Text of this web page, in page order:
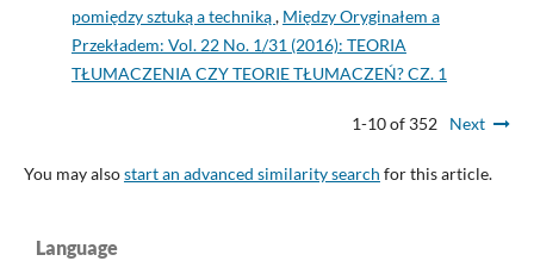
pomiędzy sztuką a techniką, Między Oryginałem a
Przekładem: Vol. 22 No. 1/31 (2016): TEORIA
TŁUMACZENIA CZY TEORIE TŁUMACZEŃ? CZ. 1
1-10 of 352 Next
You may alsostart an advanced similarity search for this article.
Language